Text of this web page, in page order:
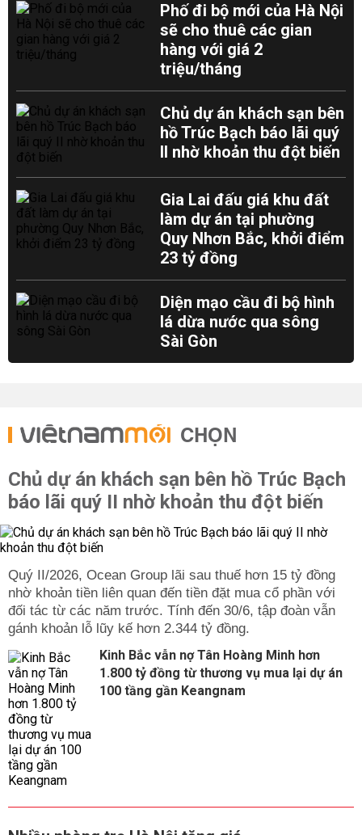
Phố đi bộ mới của Hà Nội
sẽ cho thuê các gian
hàng với giá 2
triệu/tháng
Chủ dự án khách sạn bên
hồ Trúc Bạch báo lãi quý
II nhờ khoản thu đột biến
Gia Lai đấu giá khu đất
làm dự án tại phường
Quy Nhơn Bắc, khởi điểm
23 tỷ đồng
Diện mạo cầu đi bộ hình
lá dừa nước qua sông
Sài Gòn
CHỌN
Chủ dự án khách sạn bên hồ Trúc Bạch
báo lãi quý II nhờ khoản thu đột biến
Quý II/2026, Ocean Group lãi sau thuế hơn 15 tỷ đồng
nhờ khoản tiền liên quan đến tiền đặt mua cổ phần với
đối tác từ các năm trước. Tính đến 30/6, tập đoàn vẫn
gánh khoản lỗ lũy kế hơn 2.344 tỷ đồng.
Kinh Bắc vẫn nợ Tân Hoàng Minh hơn
1.800 tỷ đồng từ thương vụ mua lại dự án
100 tầng gần Keangnam